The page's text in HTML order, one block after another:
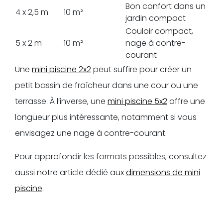
4 x 2,5 m
10 m²
Bon confort dans un
jardin compact
5 x 2 m 10 m²
Couloir compact,
nage à contre-
courant
Une mini piscine 2x2peut suffire pour créer un
petit bassin de fraîcheur dans une cour ou une
terrasse. À l’inverse, une mini piscine 5x2offre une
longueur plus intéressante, notamment si vous
envisagez une nage à contre-courant.
Pour approfondir les formats possibles, consultez
aussi notre article dédié auxdimensions de mini
piscine.